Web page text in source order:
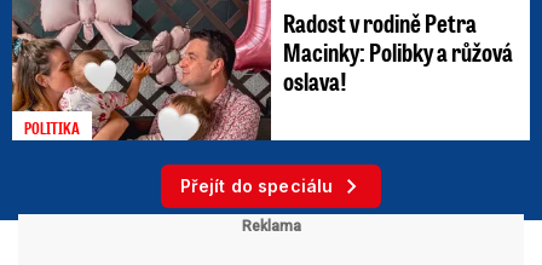
POLITIKA
Radost v rodině Petra
Macinky: Polibky a růžová
oslava!
Přejít do speciálu